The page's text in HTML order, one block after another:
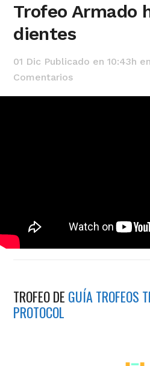
Trofeo Armado
dientes
01 Dic Publicado en 10:43h en
Comentarios
TROFEO DE GUÍA TROFEOS
PROTOCOL